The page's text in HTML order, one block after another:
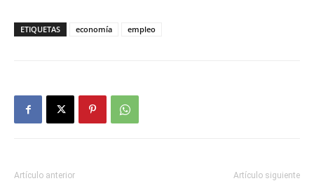
ETIQUETAS economía empleo
Artículo anterior Artículo siguiente